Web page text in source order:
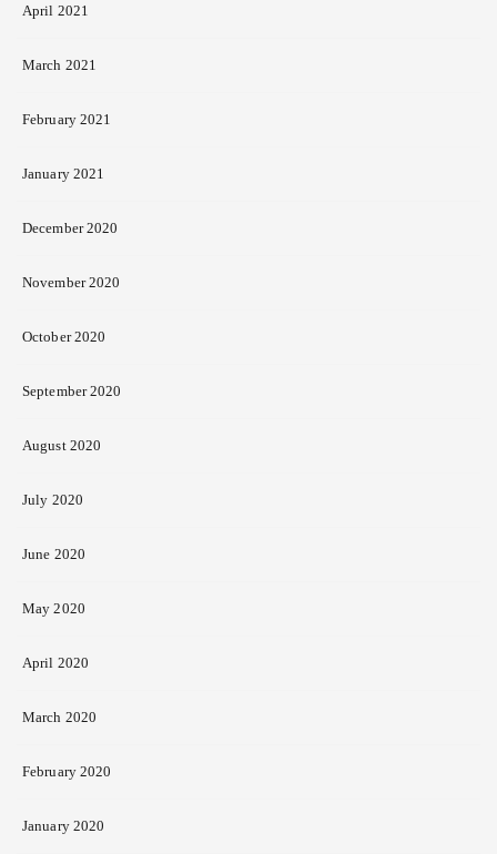
April 2021
March 2021
February 2021
January 2021
December 2020
November 2020
October 2020
September 2020
August 2020
July 2020
June 2020
May 2020
April 2020
March 2020
February 2020
January 2020